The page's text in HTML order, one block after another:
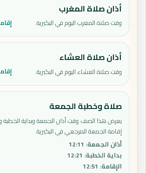
أذان صلاة المغرب
وقت صلاة المغرب اليوم في البكيرية.
أذان صلاة العشاء
وقت صلاة العشاء اليوم في البكيرية.
صلاة وخطبة الجمعة
يعرض هذا الصف وقت أذان الجمعة وبداية
إقامة الجمعة المرجعي في البكيرية.
أذان الجمعة:
12:11
بداية الخطبة:
12:21
الإقامة:
12:51